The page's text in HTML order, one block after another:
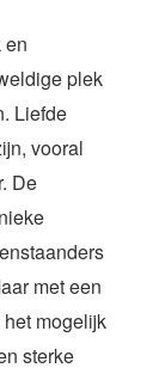
en
plek
Liefde
vooral
De
met een
mogelijk
sterke